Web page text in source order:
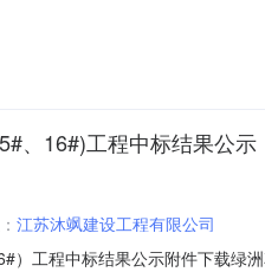
文化商贸城东区路面维修工程;投
、16#)工程中标结果公示
江苏沐飒建设工程有限公司
工程中标结果公示附件下载绿